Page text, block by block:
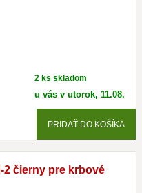
2 ks skladom
u vás v utorok, 11.08.
PRIDAŤ DO KOŠÍKA
2 čierny pre krbové